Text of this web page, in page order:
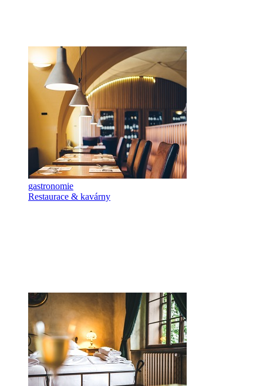
gastronomie
Restaurace & kavárny